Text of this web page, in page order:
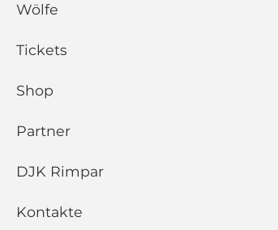
Wölfe
Tickets
Shop
Partner
DJK Rimpar
Kontakte